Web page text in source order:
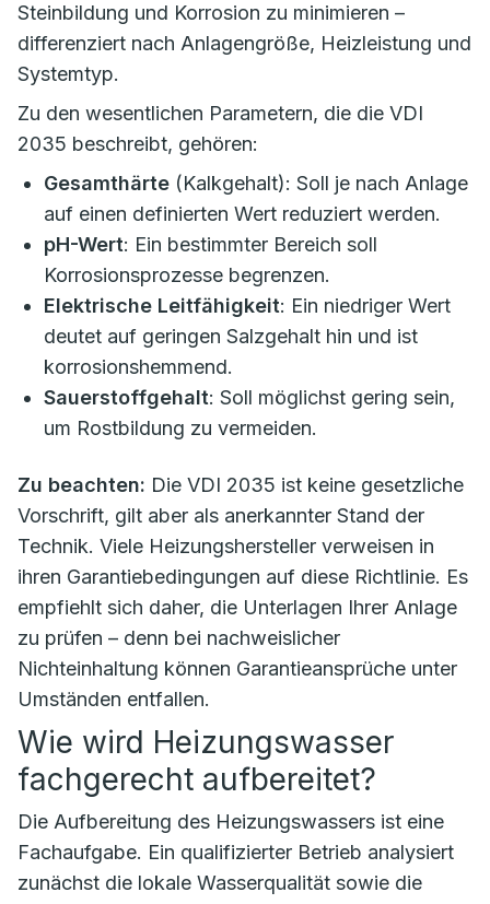
Steinbildung und Korrosion zu minimieren –
differenziert nach Anlagengröße, Heizleistung und
Systemtyp.
Zu den wesentlichen Parametern, die die VDI
2035 beschreibt, gehören:
Gesamthärte (Kalkgehalt): Soll je nach Anlage
auf einen definierten Wert reduziert werden.
pH-Wert: Ein bestimmter Bereich soll
Korrosionsprozesse begrenzen.
Elektrische Leitfähigkeit: Ein niedriger Wert
deutet auf geringen Salzgehalt hin und ist
korrosionshemmend.
Sauerstoffgehalt: Soll möglichst gering sein,
um Rostbildung zu vermeiden.
Zu beachten: Die VDI 2035 ist keine gesetzliche
Vorschrift, gilt aber als anerkannter Stand der
Technik. Viele Heizungshersteller verweisen in
ihren Garantiebedingungen auf diese Richtlinie. Es
empfiehlt sich daher, die Unterlagen Ihrer Anlage
zu prüfen – denn bei nachweislicher
Nichteinhaltung können Garantieansprüche unter
Umständen entfallen.
Wie wird Heizungswasser
fachgerecht aufbereitet?
Die Aufbereitung des Heizungswassers ist eine
Fachaufgabe. Ein qualifizierter Betrieb analysiert
zunächst die lokale Wasserqualität sowie die